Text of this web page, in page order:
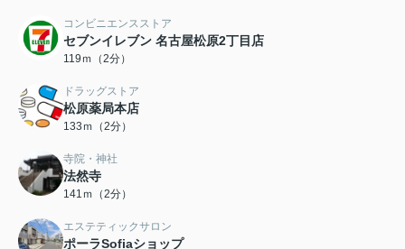
コンビニエンスストア
セブンイレブン 名古屋松原2丁目店
119ｍ（2分）
ドラッグストア
松原薬局本店
133ｍ（2分）
寺院・神社
法然寺
141ｍ（2分）
エステティックサロン
ポーラSofiaショップ